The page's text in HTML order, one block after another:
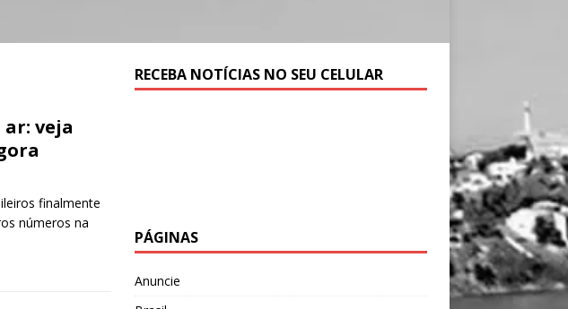
ar: veja
finalmente
números na
RECEBA NOTÍCIAS NO SEU CELULAR
PÁGINAS
Anuncie